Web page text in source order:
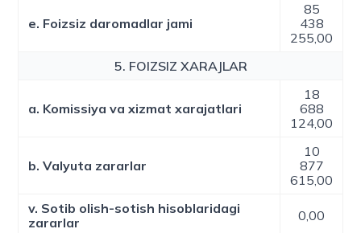
e. Foizsiz daromadlar jami
85
438
255,00
5. FOIZSIZ XARAJLAR
a. Komissiya va xizmat xarajatlari
18
688
124,00
b. Valyuta zararlar
10
877
615,00
v. Sotib olish-sotish hisoblaridagi
zararlar
0,00